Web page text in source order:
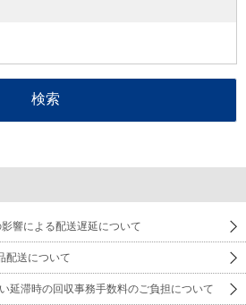
響による配送遅延について
配送について
延滞時の回収事務手数料のご負担について